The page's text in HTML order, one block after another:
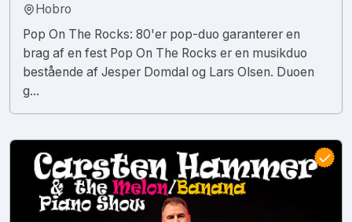
Hobro
Pop On The Rocks: 80'er pop-duo garanterer en
brag af en fest Pop On The Rocks er en musikduo
bestående af Jesper Domdal og Lars Olsen. Duoen
g...